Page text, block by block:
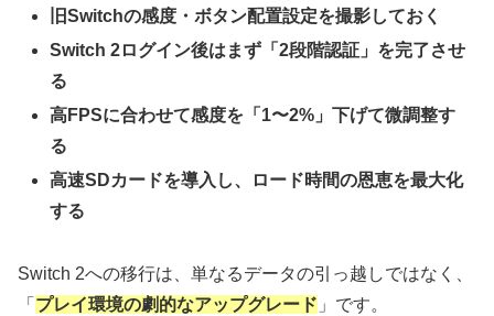
旧Switchの感度・ボタン配置設定を撮影しておく
Switch 2ログイン後はまず「2段階認証」を完了させ
る
高FPSに合わせて感度を「1〜2%」下げて微調整す
る
高速SDカードを導入し、ロード時間の恩恵を最大化
する
​Switch 2への移行は、単なるデータの引っ越しではなく、
「 プレイ環境の劇的なアップグレード 」です。